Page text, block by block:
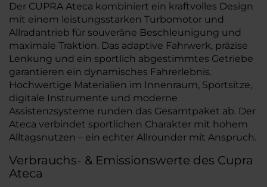
Der CUPRA Ateca kombiniert ein kraftvolles Design
mit einem leistungsstarken Turbomotor und
Allradantrieb für souveräne Beschleunigung und
maximale Traktion. Das adaptive Fahrwerk, präzise
Lenkung und ein sportlich abgestimmtes Getriebe
garantieren ein dynamisches Fahrerlebnis.
Hochwertige Materialien im Innenraum, Sportsitze,
digitale Instrumente und moderne
Assistenzsysteme runden das Gesamtpaket ab. Der
Ateca verbindet sportlichen Charakter mit hohem
Alltagsnutzen – ein echter Allrounder mit Anspruch.
Verbrauchs- & Emissionswerte des Cupra
Ateca